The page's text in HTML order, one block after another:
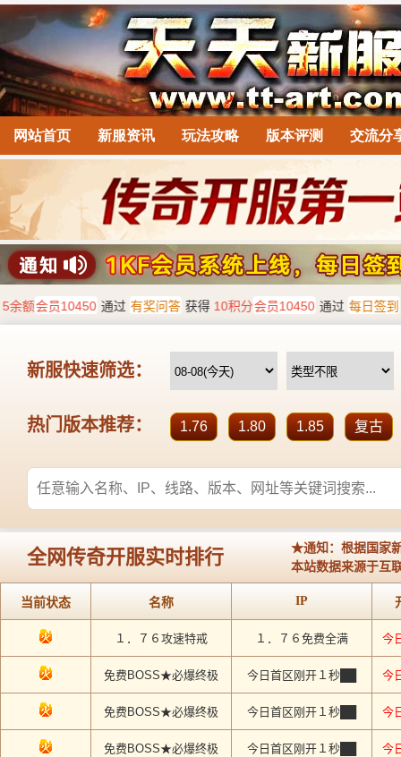
网站首页 新服资讯 玩法攻略 版本评测 交流分